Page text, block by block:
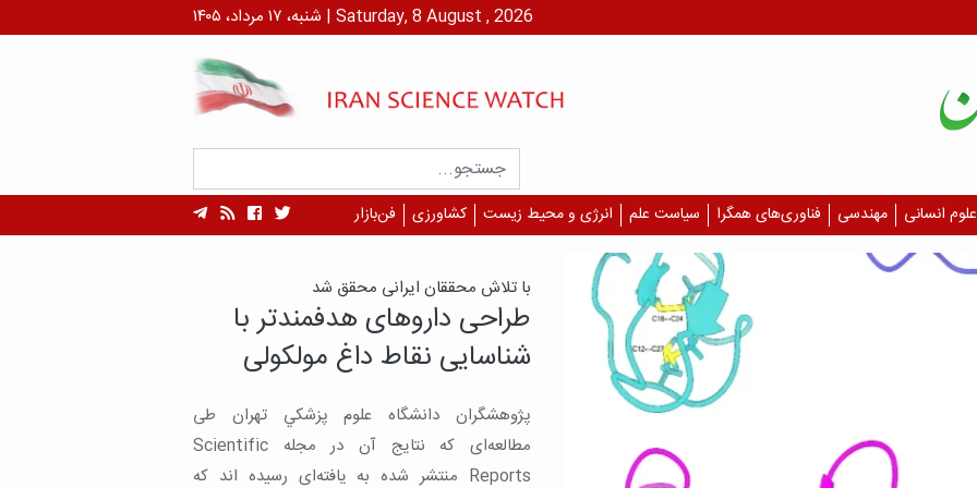
شنبه، ۱۷ مرداد، ۱۴۰۵ | Saturday, 8 August , 2026
علوم انسانی مهندسی فناوری‌های همگرا سیاست علم انرژی و محیط زیست کشاورزی فن‌بازار
با تلاش محققان ایرانی محقق شد
طراحی داروهای هدفمندتر با
شناسایی نقاط داغ مولکولی
پژوهشگران دانشگاه علوم پزشكي تهران طی
مطالعه‌ای که نتایج آن در مجله Scientific
Reports منتشر شده به یافته‌ای رسیده اند که